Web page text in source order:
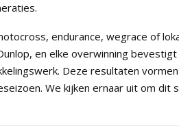
endurance, wegrace of
en elke overwinning
Deze resultaten
We kijken ernaar uit om dit